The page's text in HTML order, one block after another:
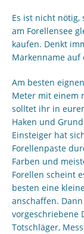
Es ist nicht
am Forellensee
kaufen. Denkt
Markenname auf
Am besten
Meter mit einem
solltet ihr in
Haken und
Einsteiger hat
Forellenpaste
Farben und
Forellen scheint
besten eine
anschaffen.
vorgeschriebene
Totschläger,